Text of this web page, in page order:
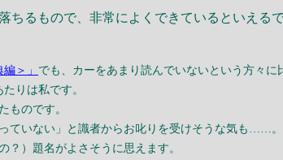
ちるもので、非常によくできているといえる
＞」 でも、カーをあまり読んでいないという方々に
りは私です。
ものです。
ていない」と識者からお叱りを受けそうな気も……。
？）題名がよさそうに思えます。